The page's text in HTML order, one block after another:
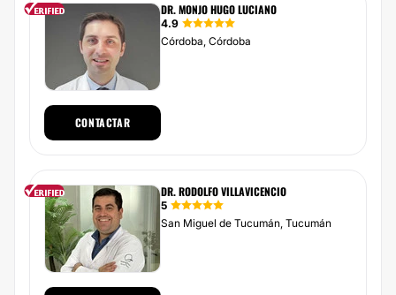
DR. MONJO HUGO LUCIANO
4.9
Córdoba, Córdoba
CONTACTAR
DR. RODOLFO VILLAVICENCIO
5
San Miguel de Tucumán, Tucumán